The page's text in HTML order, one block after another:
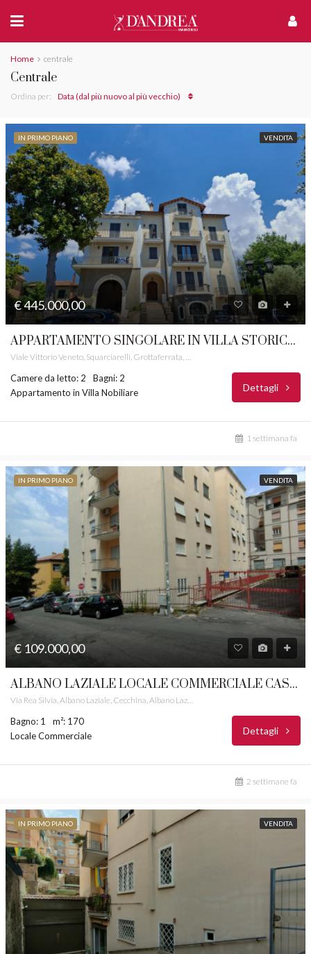
Home centrale
Centrale
Ordina per: Data (dal più nuovo al più vecchio)
IN PRIMO PIANO VENDITA
€ 445.000,00
APPARTAMENTO SINGOLARE IN VILLA STORICA GROTTAFERRATA CASTELLI ROMANI RIF. 78
Viale Vittorio Veneto, Squarciarelli, Grottaferrata, Roma Capitale, Lazio, 00046, Italia
Camere da letto: 2
Bagni: 2
Appartamento in Villa Nobiliare
Dettagli
1 settimana fa
IN PRIMO PIANO VENDITA
€ 109.000,00
ALBANO LAZIALE LOCALE COMMERCIALE CASTELLI ROMANI RIF.60/L
Bagno: 1
m²: 170
Locale Commerciale
Dettagli
2 settimane fa
IN PRIMO PIANO VENDITA